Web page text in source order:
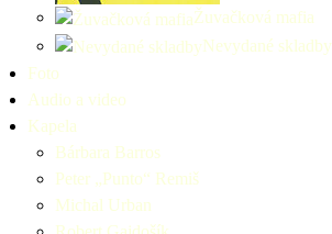
Žuvačková mafia
Nevydané skladby
Foto
Audio a video
Kapela
Bárbara Barros
Peter „Punto“ Remiš
Michal Urban